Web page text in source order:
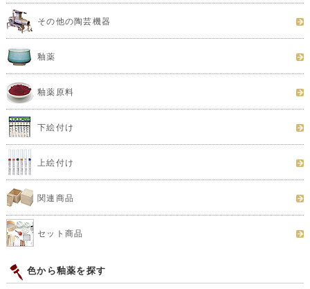
その他の陶芸機器
釉薬
釉薬原料
下絵付け
上絵付け
関連商品
セット商品
色から釉薬を探す